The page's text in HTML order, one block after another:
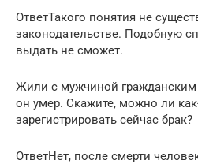
ОтветТакого понятия не
законодательстве. Подобную
выдать не сможет.
Жили с мужчиной гражданским
он умер. Скажите, можно ли
зарегистрировать сейчас брак?
ОтветНет, после смерти